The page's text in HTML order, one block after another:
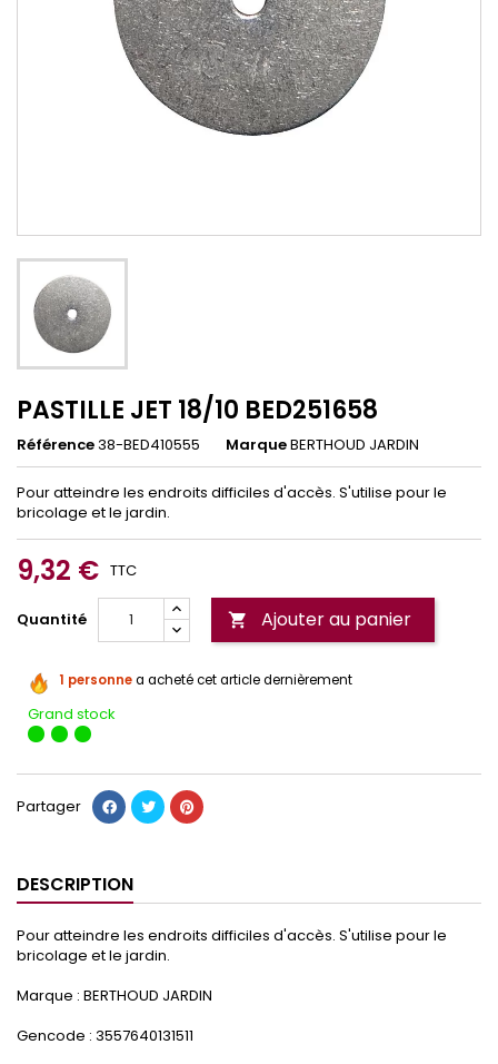
PASTILLE JET 18/10 BED251658
Référence38-BED410555 MarqueBERTHOUD JARDIN
Pour atteindre les endroits difficiles d'accès. S'utilise pour le
bricolage et le jardin.
9,32 € TTC
Quantité  Ajouter au panier
1 personnea acheté cet article dernièrement
Grand stock
Partager
DESCRIPTION
Pour atteindre les endroits difficiles d'accès. S'utilise pour le
bricolage et le jardin.
Marque : BERTHOUD JARDIN
Gencode : 3557640131511